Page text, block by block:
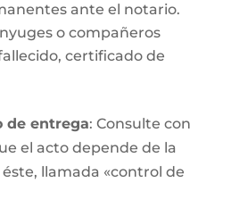
ante el notario.
o compañeros
certificado de
de entrega: Consulte con
el acto depende de la
llamada «control de